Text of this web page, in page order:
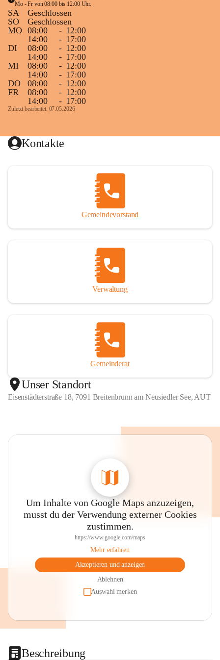
Mo - Fr von 08:00 bis 12:00 Uhr.
SA
Geschlossen
SO
Geschlossen
MO 08:00 - 12:00
14:00
- 17:00
DI
08:00 - 12:00
14:00
- 17:00
MI
08:00 - 12:00
14:00
- 17:00
DO
08:00 - 12:00
FR
08:00 - 12:00
14:00
- 17:00
Zuletzt bearbeitet: 07.05.2026
Kontakte
Gemeindevorstand
Verwaltung
Gemeinderat
Unser Standort
Eisenstädterstraße 18, 7091 Breitenbrunn am Neusiedler See, AUT
Um Inhalte von Google Maps anzuzeigen,
musst du der Verwendung externer Cookies
zustimmen.
https://www.google.com/maps
Mehr erfahren
Akzeptieren und anzeigen
Ablehnen
Auswahl merken
Beschreibung